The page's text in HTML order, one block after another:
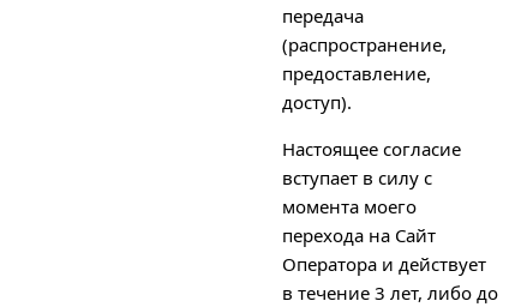
передача
(распространение,
предоставление,
доступ).
Настоящее согласие
вступает в силу с
момента моего
перехода на Сайт
Оператора и действует
в течение 3 лет, либо до